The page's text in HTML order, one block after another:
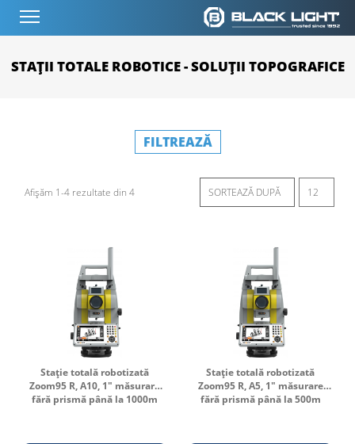
STAȚII TOTALE ROBOTICE - SOLUȚII TOPOGRAFICE
FILTREAZĂ
Afișăm 1-4 rezultate din 4
Stație totală robotizată
Zoom95 R, A10, 1" măsurare
fără prismă până la 1000m
Stație totală robotizată
Zoom95 R, A5, 1" măsurare
fără prismă până la 500m